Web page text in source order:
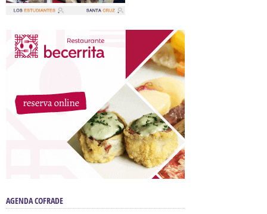
AGENDA COFRADE